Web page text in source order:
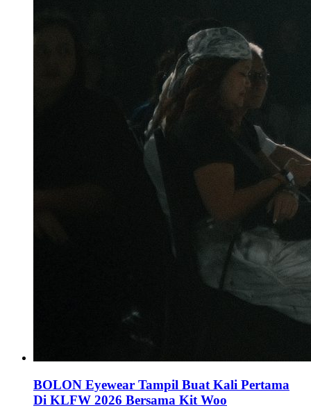
BOLON Eyewear Tampil Buat Kali Pertama
Di KLFW 2026 Bersama Kit Woo